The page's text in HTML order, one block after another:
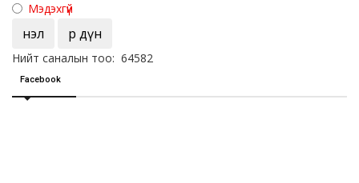
Мэдэхгүй
Үнэл Үр дүн
Нийт саналын тоо: 64582
Facebook